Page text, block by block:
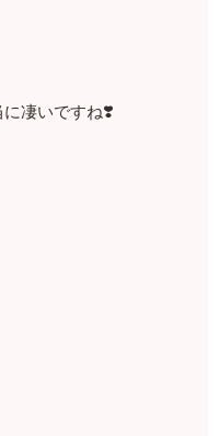
に凄いですね❣️